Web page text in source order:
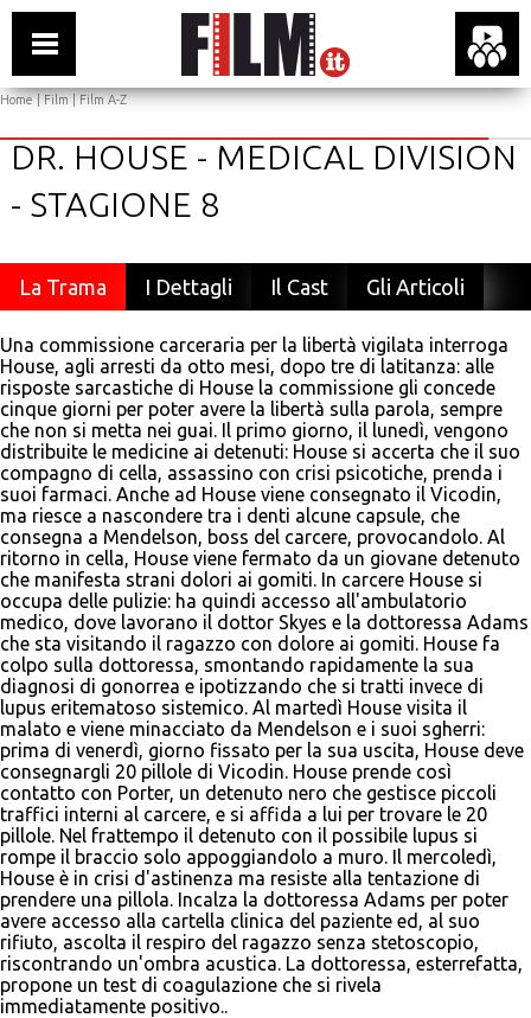
Home|Film|Film A-Z
DR. HOUSE - MEDICAL DIVISION
- STAGIONE 8
La Trama I Dettagli Il Cast Gli Articoli
Una commissione carceraria per la libertà vigilata interroga
House, agli arresti da otto mesi, dopo tre di latitanza: alle
risposte sarcastiche di House la commissione gli concede
cinque giorni per poter avere la libertà sulla parola, sempre
che non si metta nei guai. Il primo giorno, il lunedì, vengono
distribuite le medicine ai detenuti: House si accerta che il suo
compagno di cella, assassino con crisi psicotiche, prenda i
suoi farmaci. Anche ad House viene consegnato il Vicodin,
ma riesce a nascondere tra i denti alcune capsule, che
consegna a Mendelson, boss del carcere, provocandolo. Al
ritorno in cella, House viene fermato da un giovane detenuto
che manifesta strani dolori ai gomiti. In carcere House si
occupa delle pulizie: ha quindi accesso all'ambulatorio
medico, dove lavorano il dottor Skyes e la dottoressa Adams
che sta visitando il ragazzo con dolore ai gomiti. House fa
colpo sulla dottoressa, smontando rapidamente la sua
diagnosi di gonorrea e ipotizzando che si tratti invece di
lupus eritematoso sistemico. Al martedì House visita il
malato e viene minacciato da Mendelson e i suoi sgherri:
prima di venerdì, giorno fissato per la sua uscita, House deve
consegnargli 20 pillole di Vicodin. House prende così
contatto con Porter, un detenuto nero che gestisce piccoli
traffici interni al carcere, e si affida a lui per trovare le 20
pillole. Nel frattempo il detenuto con il possibile lupus si
rompe il braccio solo appoggiandolo a muro. Il mercoledì,
House è in crisi d'astinenza ma resiste alla tentazione di
prendere una pillola. Incalza la dottoressa Adams per poter
avere accesso alla cartella clinica del paziente ed, al suo
rifiuto, ascolta il respiro del ragazzo senza stetoscopio,
riscontrando un'ombra acustica. La dottoressa, esterrefatta,
propone un test di coagulazione che si rivela
immediatamente positivo..